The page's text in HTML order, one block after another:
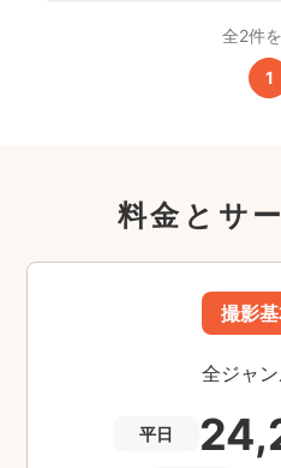
全2件
1
料金とサ
撮影
全ジャ
平日